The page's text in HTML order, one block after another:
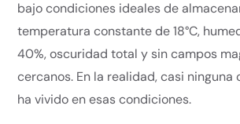
bajo condiciones ideales de
temperatura constante de 18°C,
40%, oscuridad total y sin campos
cercanos. En la realidad, casi ninguna
ha vivido en esas condiciones.